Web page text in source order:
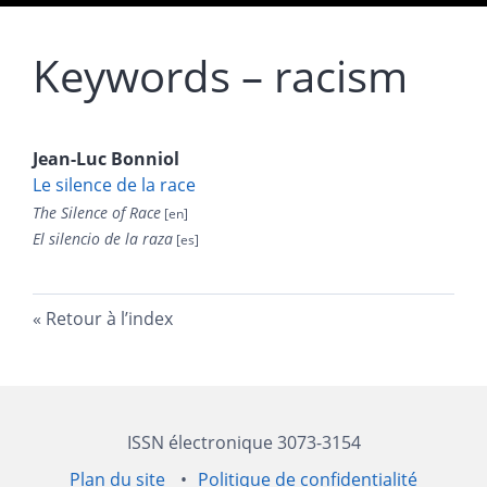
Keywords – racism
Jean-Luc Bonniol
Le silence de la race
The Silence of Race
El silencio de la raza
Retour à l’index
ISSN électronique 3073-3154
Plan du site
Politique de confidentialité